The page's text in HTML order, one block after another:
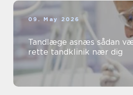
09. May 2026
Tandlæge asnæs sådan vælger du den
rette tandklinik nær dig